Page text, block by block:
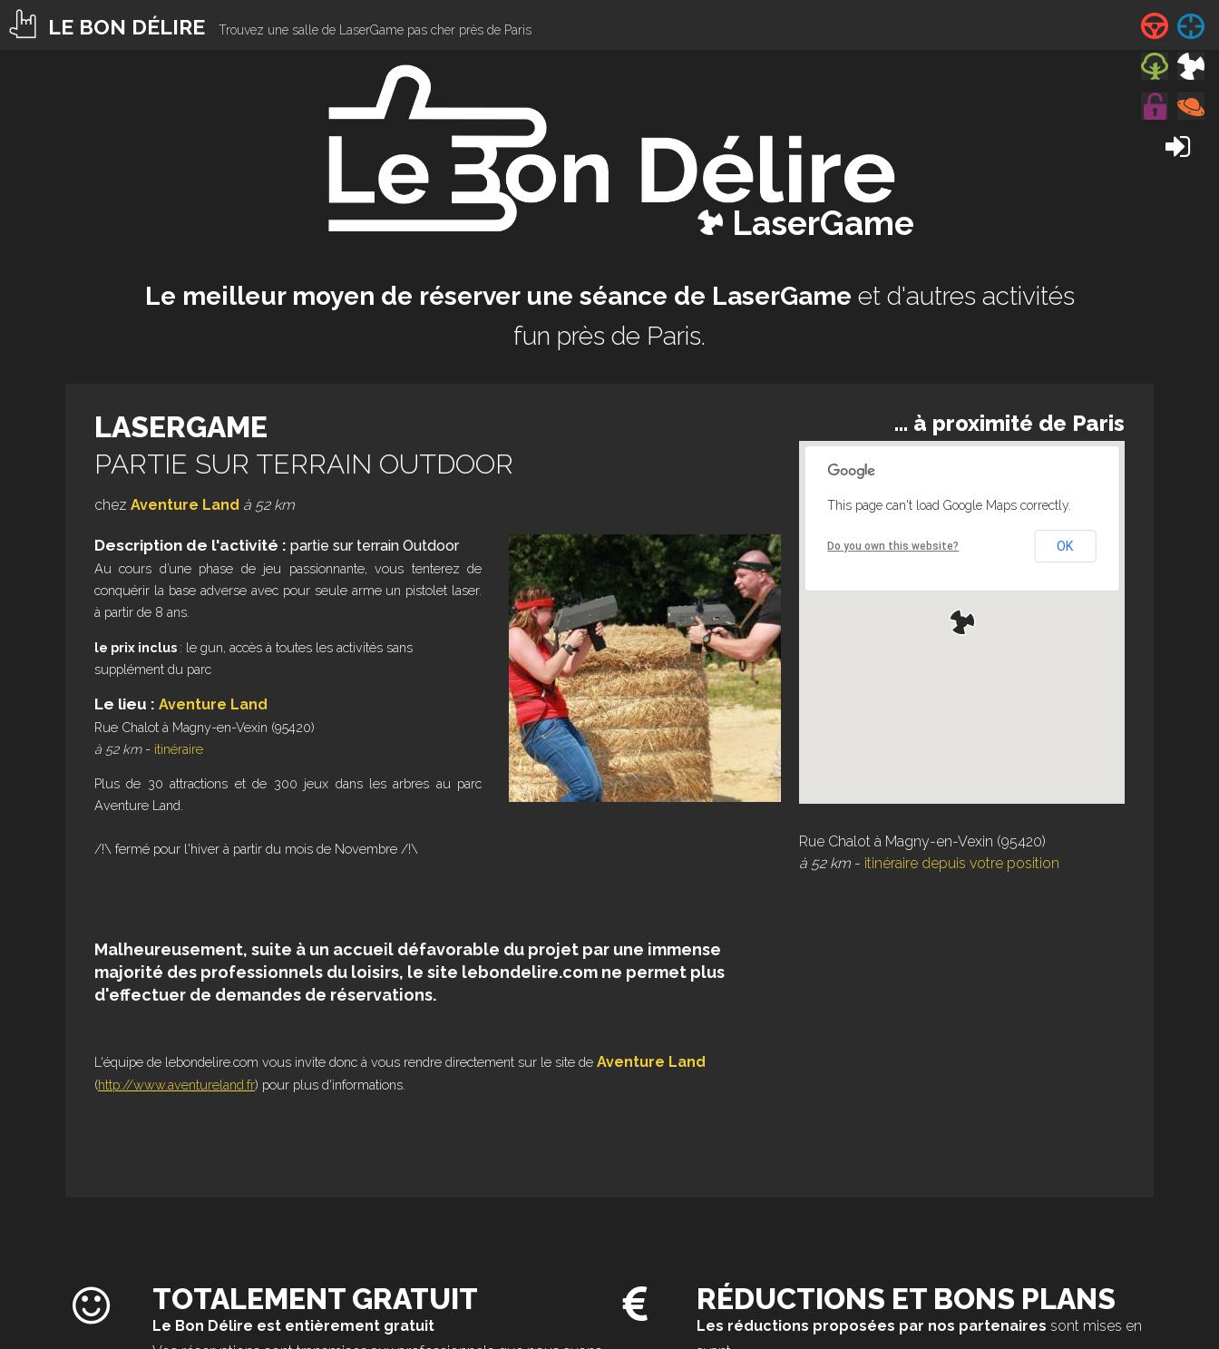
LE BON DÉLIRE Trouvez une salle de LaserGame pas cher près de Paris
LaserGame
Le meilleur moyen de réserver une séance de LaserGame et d'autres activités
fun près de Paris.
LASERGAME
PARTIE SUR TERRAIN OUTDOOR
chez Aventure Land à 52 km
Description de l'activité : partie sur terrain Outdoor
Au cours d’une phase de jeu passionnante, vous tenterez de
conquérir la base adverse avec pour seule arme un pistolet laser.
à partir de 8 ans.
le prix inclus : le gun, accès à toutes les activités sans
supplément du parc
Le lieu : Aventure Land
Rue Chalot à Magny-en-Vexin (95420)
à 52 km- itinéraire
Plus de 30 attractions et de 300 jeux dans les arbres au parc
Aventure Land.
/!\ fermé pour l'hiver à partir du mois de Novembre /!\
Malheureusement, suite à un accueil défavorable du projet par une immense
majorité des professionnels du loisirs, le site lebondelire.com ne permet plus
d'effectuer de demandes de réservations.
L'équipe de lebondelire.com vous invite donc à vous rendre directement sur le site de Aventure Land
(http://www.aventureland.fr) pour plus d'informations.
... à proximité de Paris
This page can't load Google Maps correctly.
Do you own this website? OK
Rue Chalot à Magny-en-Vexin (95420)
à 52 km - itinéraire depuis votre position
TOTALEMENT GRATUIT
Le Bon Délire est entièrement gratuit
RÉDUCTIONS ET BONS PLANS
Les réductions proposées par nos partenaires sont mises en